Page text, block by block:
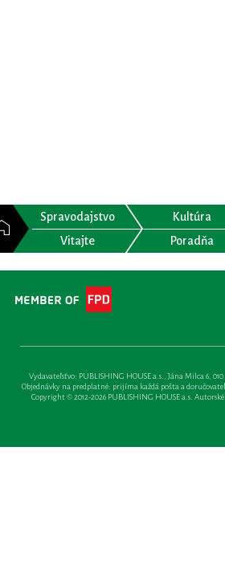
Spravodajstvo Kultúra
Vitajte
Poradňa
Vydavateľsťvo: PUBLISHING HOUSE a.s., Jána Milca 6, 010
Objednávky na predplatné: prijíma každá pošta a
Copyright © 2012-2026 PUBLISHING HOUSE a.s.